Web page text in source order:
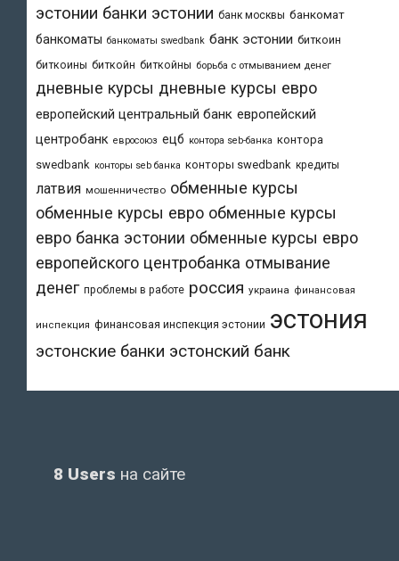
эстонии банки эстонии банк москвы банкомат
банкоматы банкоматы swedbank банк эстонии биткоин
биткоины биткойн биткойны борьба с отмыванием денег
дневные курсы дневные курсы евро
европейский центральный банк европейский
центробанк евросоюз ецб контора seb-банка контора
swedbank конторы seb банка конторы swedbank кредиты
латвия мошенничество обменные курсы
обменные курсы евро обменные курсы
евро банка эстонии обменные курсы евро
европейского центробанка отмывание
денег проблемы в работе россия украина финансовая
инспекция финансовая инспекция эстонии эстония
эстонские банки эстонский банк
8 Users на сайте